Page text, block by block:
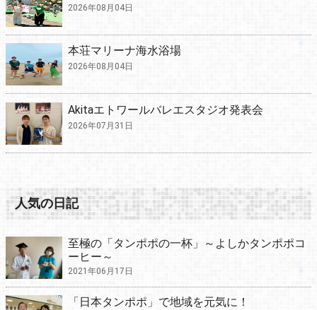
2026年08月04日
本荘マリーナ海水浴場
2026年08月04日
Akitaエトワールバレエスタジオ発表会
2026年07月31日
人気の日記
至極の「タンポポの一杯」～よしかタンポポコ
ーヒー～
2021年06月17日
「日本タンポポ」で地域を元気に！